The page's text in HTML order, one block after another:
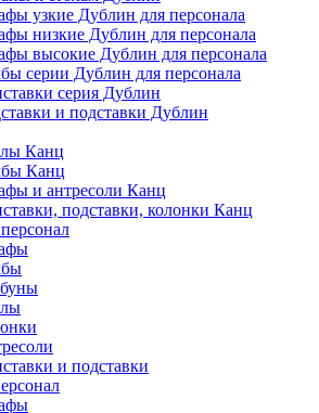
узкие Дублин для персонала
низкие Дублин для персонала
высокие Дублин для персонала
серии Дублин для персонала
серия Дублин
и подставки Дублин
Канц
Канц
и антресоли Канц
подставки, колонки Канц
и подставки